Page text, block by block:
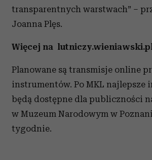
transparentnych warstwach” –
Joanna Plęs.
Więcej na
Planowane są transmisje online
instrumentów. Po MKL najlepsze
będą dostępne dla publiczności
w Muzeum Narodowym w
tygodnie.